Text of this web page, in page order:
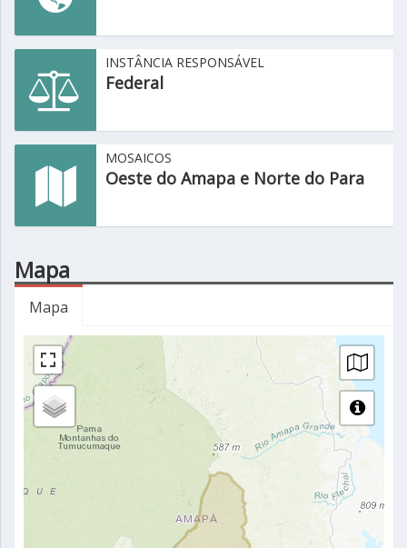
INSTÂNCIA RESPONSÁVEL
Federal
MOSAICOS
Oeste do Amapa e Norte do Para
Mapa
Mapa